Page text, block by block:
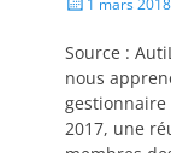
1 mars 2018
Source :
nous
gestionnaire
2017, une